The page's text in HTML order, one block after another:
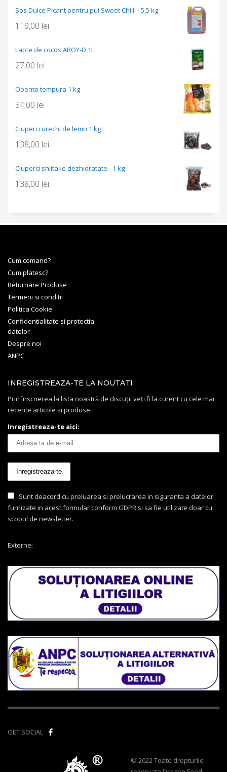
Sos Dulce Picant pentru pui Sweet Chilli - 5,5 kg
119,00 lei
Lapte de cocos AROY-D 1L
27,00 lei
Obento tempura 1 kg
34,00 lei
Ciuperci urechi de lemn 1 kg
138,00 lei
Ciuperci shiitake dezhidratate - 1 kg
138,00 lei
Cum comand?
Cum platesc?
Returnare Produse
Termeni si conditii
Politica Cookie
Confidentialitate si protectia
datelor
Despre noi
ANPC
INREGISTREAZA-TE LA NOUTATI
Prin înscrierea la lista noastră de discuții veți fi la curent cu cele mai
recente articole si produse.
Inregistreaza-te aici:
Sunt deacord cu preluarea si prelucrarea in siguranta a datelor
furnizate in acest formular conform GDPR si sa fie utilizate doar cu
scopul de newsletter.
Externe:
GET SOCIAL
© 2022 Toate drepturile